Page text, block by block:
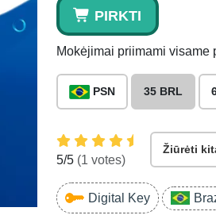
PIRKTI
Mokėjimai priimami visame
PSN 35 BRL
5/5 (1 votes)
Žiūrėti
Digital Key